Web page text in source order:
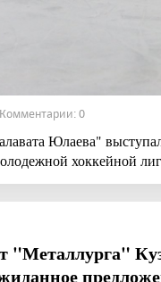
0
Юлаева"
хоккейной
"Металлурга"